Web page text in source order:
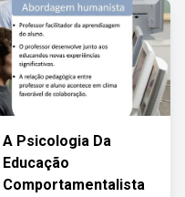
A Psicologia Da
Educação
Comportamentalista